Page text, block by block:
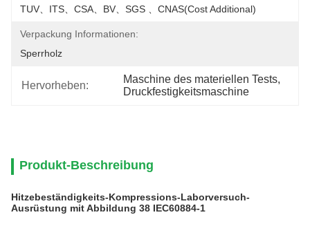
TUV、ITS、CSA、BV、SGS 、CNAS(cost Additional)
Verpackung Informationen:
Sperrholz
Hervorheben:
Maschine des materiellen Tests,
Druckfestigkeitsmaschine
Produkt-Beschreibung
Hitzebeständigkeits-Kompressions-Laborversuch-
Ausrüstung mit Abbildung 38 IEC60884-1